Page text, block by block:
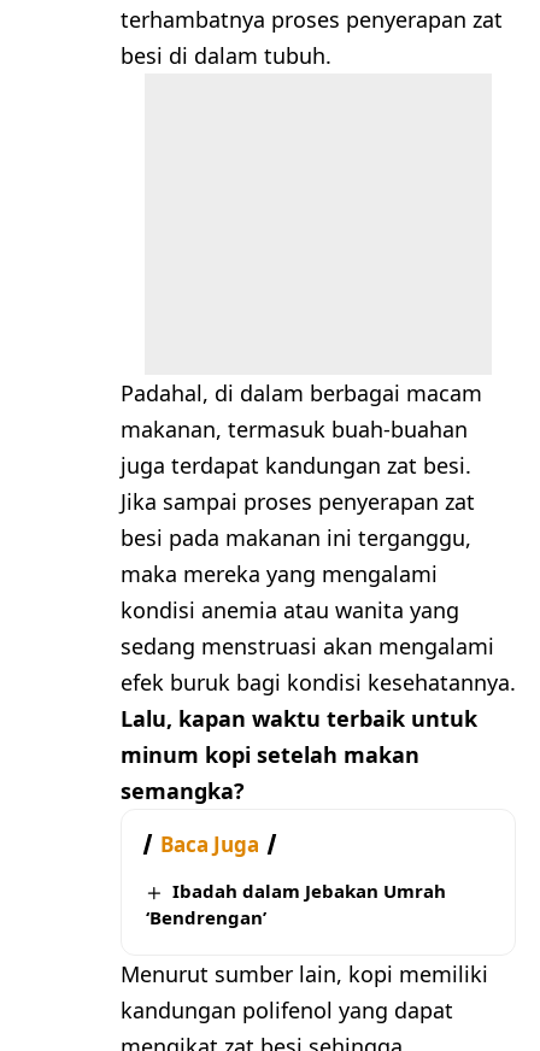
terhambatnya proses penyerapan zat
besi di dalam tubuh.
Padahal, di dalam berbagai macam
makanan, termasuk buah-buahan
juga terdapat kandungan zat besi.
Jika sampai proses penyerapan zat
besi pada makanan ini terganggu,
maka mereka yang mengalami
kondisi anemia atau wanita yang
sedang menstruasi akan mengalami
efek buruk bagi kondisi kesehatannya.
Lalu, kapan waktu terbaik untuk
minum kopi setelah makan
semangka?
Baca Juga
Ibadah dalam Jebakan Umrah
‘Bendrengan’
Menurut sumber lain, kopi memiliki
kandungan polifenol yang dapat